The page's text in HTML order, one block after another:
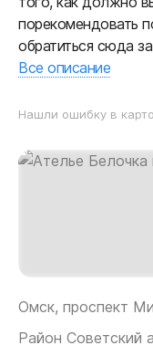
Омск, проспект
Район Советский
порекомендовать
обратиться сюда
Все описание
Нашли ошибку в